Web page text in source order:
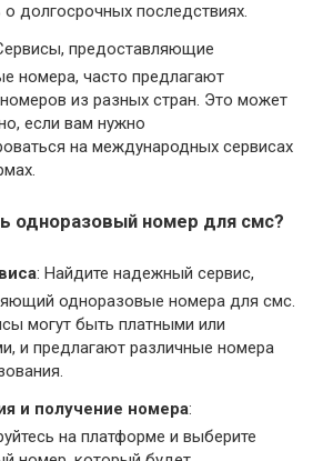
долгосрочных последствиях.
предоставляющие
номера, часто предлагают
из разных стран. Это может
если вам нужно
на международных сервисах
одноразовый номер для смс?
: Найдите надежный сервис,
одноразовые номера для смс.
могут быть платными или
и предлагают различные номера
и получение номера:
на платформе и выберите